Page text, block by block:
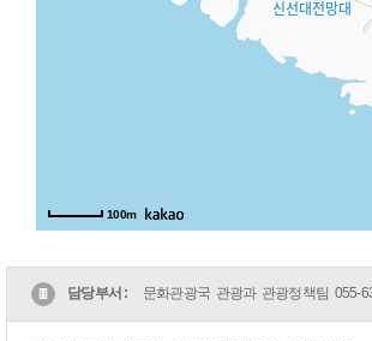
100m
담당부서 : 문화관광국 관광과 관광정책팀 055-